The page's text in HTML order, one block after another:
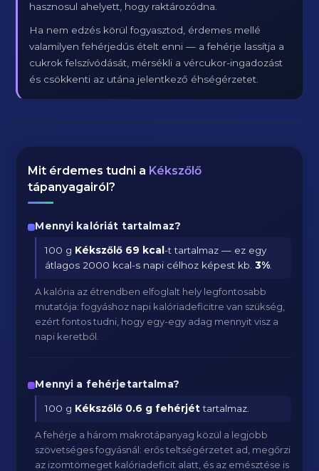
hasznosul ahelyett, hogy raktározódna.
Ha nem edzés körül fogyasztod, érdemes mellé
valamilyen fehérjedús ételt enni — a fehérje lassítja a
cukrok felszívódását, mérsékli a vércukor-ingadozást
és csökkenti az utána jelentkező éhségérzetet.
Mit érdemes tudni a Kékszőlő
tápanyagairól?
Mennyi kalóriát tartalmaz?
100 g Kékszőlő 69 kcal-t tartalmaz — ez egy
átlagos 2000 kcal-s napi célhoz képest kb.3%
A kalória az étrendben elfoglalt hely legfontosabb
mutatója: fogyáshoz napi kalóriadeficitre van szükség,
ezért fontos tudni, hogy egy-egy adag mennyit visz a
napi keretből.
Mennyi a fehérjetartalma?
100 g Kékszőlő 0.6 g fehérjéttartalmaz.
A fehérje a három makrotápanyag közül a legjobb
szövetséges fogyásnál: erős teltségérzetet ad, megőrzi
az izomtömeget kalóriadeficit alatt, és az emésztése is